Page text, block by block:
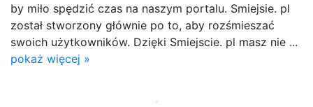
by miło spędzić czas na naszym portalu. Smiejsie. pl
został stworzony głównie po to, aby rozśmieszać
swoich użytkowników. Dzięki Smiejscie. pl masz nie ...
pokaż więcej »